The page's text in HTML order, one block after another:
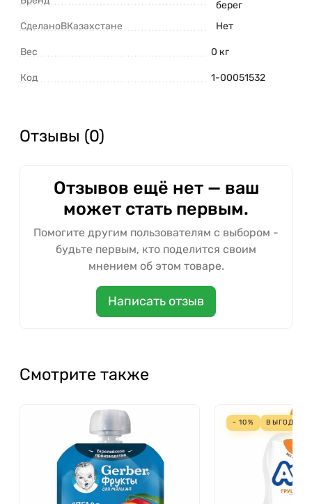
берег
СделаноВКазахстане
Нет
Вес 0 кг
Код 1-00051532
Отзывы (0)
Отзывов ещё нет — ваш
может стать первым.
Помогите другим пользователям с выбором -
будьте первым, кто поделится своим
мнением об этом товаре.
Написать отзыв
Смотрите также
- 10% ВЫГОДА